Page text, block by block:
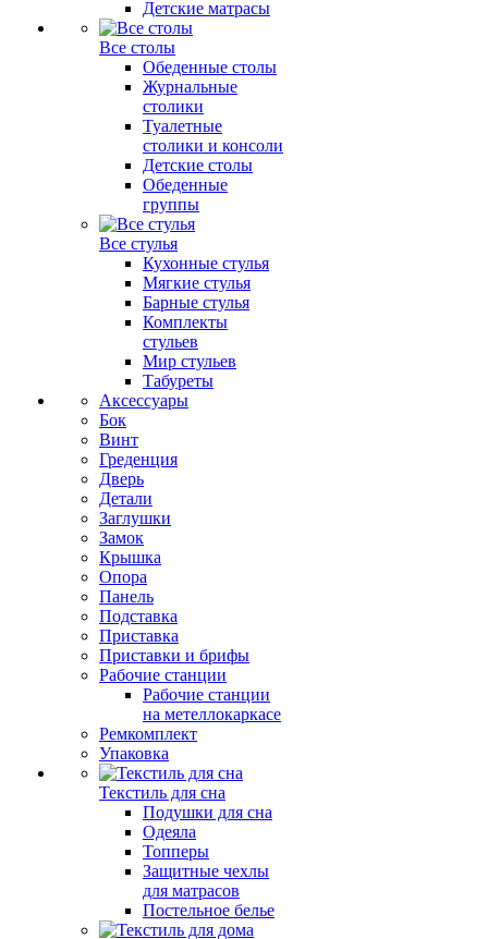
Детские матрасы
Все столы
Обеденные столы
Журнальные
столики
Туалетные
столики и консоли
Детские столы
Обеденные
группы
Все стулья
Кухонные стулья
Мягкие стулья
Барные стулья
Комплекты
стульев
Мир стульев
Табуреты
Аксессуары
Бок
Винт
Греденция
Дверь
Детали
Заглушки
Замок
Крышка
Опора
Панель
Подставка
Приставка
Приставки и брифы
Рабочие станции
Рабочие станции
на метеллокаркасе
Ремкомплект
Упаковка
Текстиль для сна
Подушки для сна
Одеяла
Топперы
Защитные чехлы
для матрасов
Постельное белье